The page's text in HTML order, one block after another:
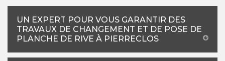
UN EXPERT POUR VOUS GARANTIR DES
TRAVAUX DE CHANGEMENT ET DE POSE DE
PLANCHE DE RIVE À PIERRECLOS